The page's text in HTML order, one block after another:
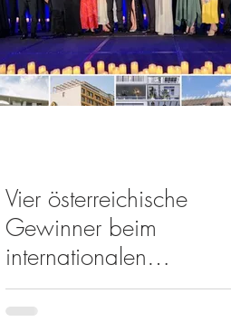
Vier österreichische
Gewinner beim
internationalen
FIABCI World Prix
d’Excellence 2023